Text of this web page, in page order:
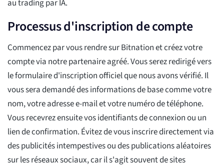
au trading par IA.
Processus d'inscription de compte
Commencez par vous rendre sur Bitnation et créez votre
compte via notre partenaire agréé. Vous serez redirigé vers
le formulaire d'inscription officiel que nous avons vérifié. Il
vous sera demandé des informations de base comme votre
nom, votre adresse e-mail et votre numéro de téléphone.
Vous recevrez ensuite vos identifiants de connexion ou un
lien de confirmation. Évitez de vous inscrire directement via
des publicités intempestives ou des publications aléatoires
sur les réseaux sociaux, car il s'agit souvent de sites